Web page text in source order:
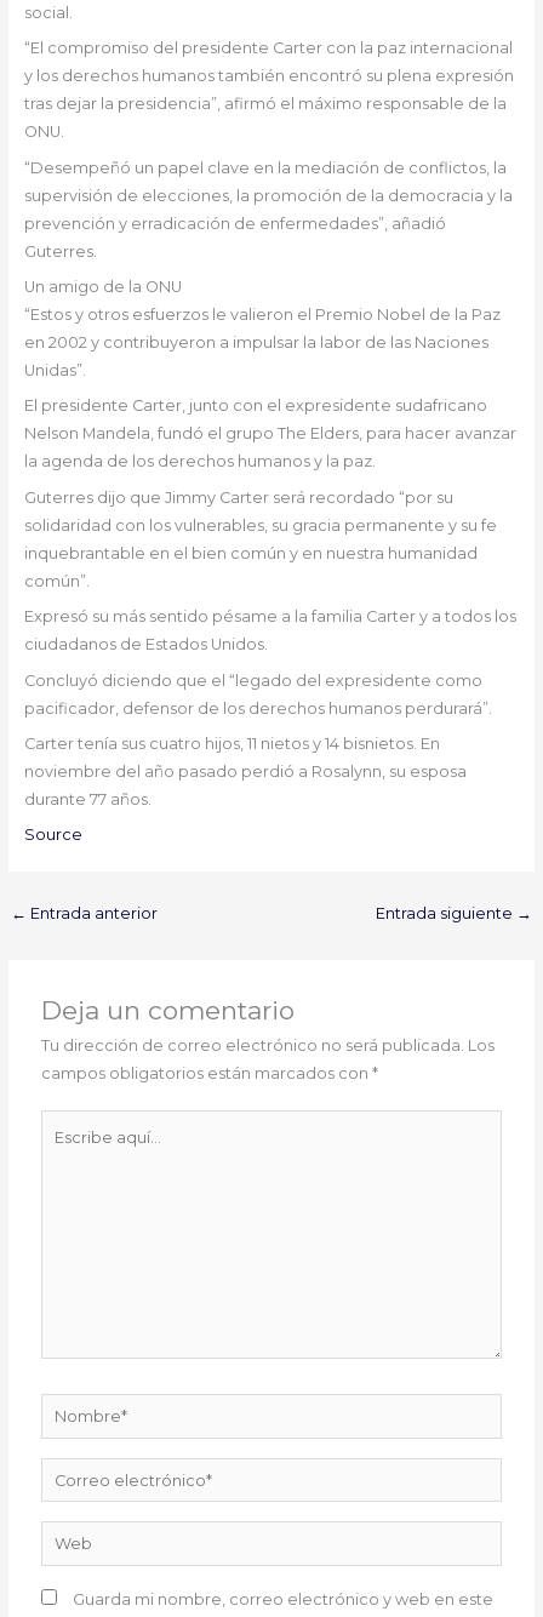
social.
“El compromiso del presidente Carter con la paz internacional
y los derechos humanos también encontró su plena expresión
tras dejar la presidencia”, afirmó el máximo responsable de la
ONU.
“Desempeñó un papel clave en la mediación de conflictos, la
supervisión de elecciones, la promoción de la democracia y la
prevención y erradicación de enfermedades”, añadió
Guterres.
Un amigo de la ONU
“Estos y otros esfuerzos le valieron el Premio Nobel de la Paz
en 2002 y contribuyeron a impulsar la labor de las Naciones
Unidas”.
El presidente Carter, junto con el expresidente sudafricano
Nelson Mandela, fundó el grupo The Elders, para hacer avanzar
la agenda de los derechos humanos y la paz.
Guterres dijo que Jimmy Carter será recordado “por su
solidaridad con los vulnerables, su gracia permanente y su fe
inquebrantable en el bien común y en nuestra humanidad
común”.
Expresó su más sentido pésame a la familia Carter y a todos los
ciudadanos de Estados Unidos.
Concluyó diciendo que el “legado del expresidente como
pacificador, defensor de los derechos humanos perdurará”.
Carter tenía sus cuatro hijos, 11 nietos y 14 bisnietos. En
noviembre del año pasado perdió a Rosalynn, su esposa
durante 77 años.
Source
← Entrada anterior Entrada siguiente →
Deja un comentario
Tu dirección de correo electrónico no será publicada. Los
campos obligatorios están marcados con*
Nombre*
electrónico*
Web
Guarda mi nombre, correo electrónico y web en este